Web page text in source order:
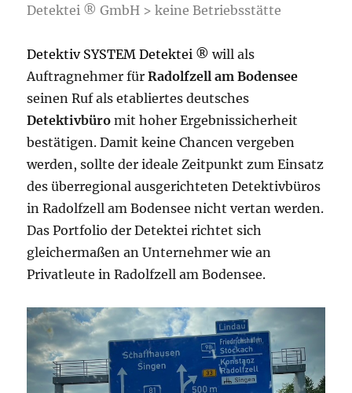
Detektei ® GmbH > keine Betriebsstätte
Detektiv SYSTEM Detektei ® will als
Auftragnehmer fürRadolfzell am Bodensee
seinen Ruf als etabliertes deutsches
Detektivbüro mit hoher Ergebnissicherheit
bestätigen. Damit keine Chancen vergeben
werden, sollte der ideale Zeitpunkt zum Einsatz
des überregional ausgerichteten Detektivbüros
in Radolfzell am Bodensee nicht vertan werden.
Das Portfolio der Detektei richtet sich
gleichermaßen an Unternehmer wie an
Privatleute in Radolfzell am Bodensee.